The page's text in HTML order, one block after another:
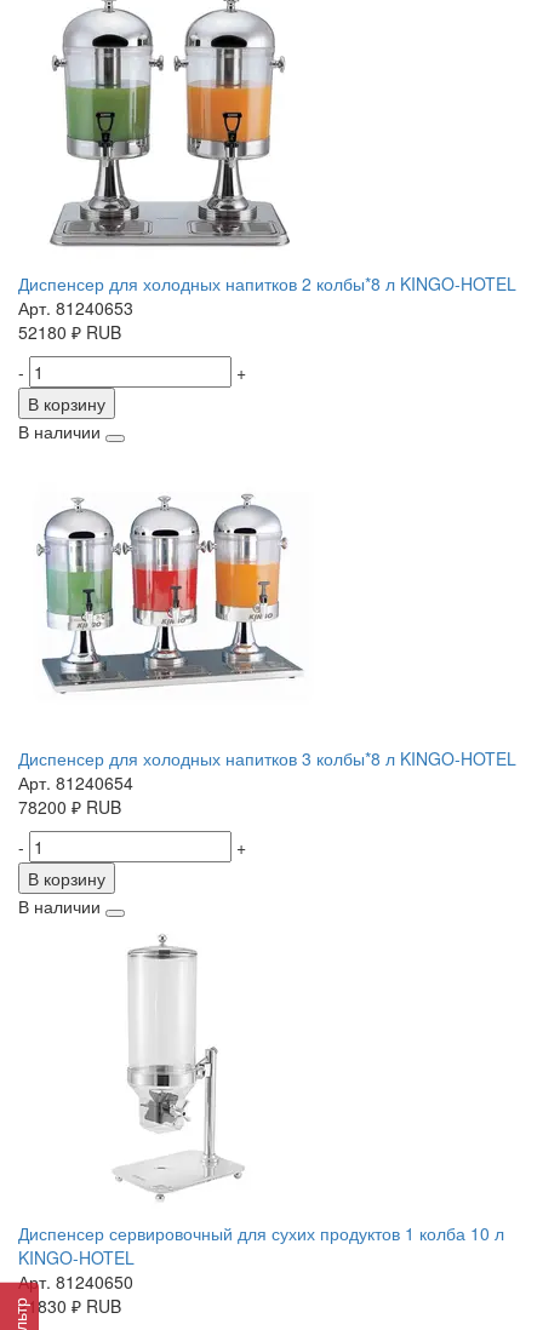
Диспенсер для холодных напитков 2 колбы*8 л KINGO-HOTEL
Арт. 81240653
52180 ₽ RUB
-
+
В корзину
В наличии
Диспенсер для холодных напитков 3 колбы*8 л KINGO-HOTEL
Арт. 81240654
78200 ₽ RUB
-
+
В корзину
В наличии
Диспенсер сервировочный для сухих продуктов 1 колба 10 л
KINGO-HOTEL
Арт. 81240650
21830 ₽ RUB